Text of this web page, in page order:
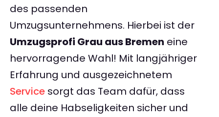
des passenden
Umzugsunternehmens. Hierbei ist der
Umzugsprofi Grau aus Bremen eine
hervorragende Wahl! Mit langjähriger
Erfahrung und ausgezeichnetem
Service sorgt das Team dafür, dass
alle deine Habseligkeiten sicher und